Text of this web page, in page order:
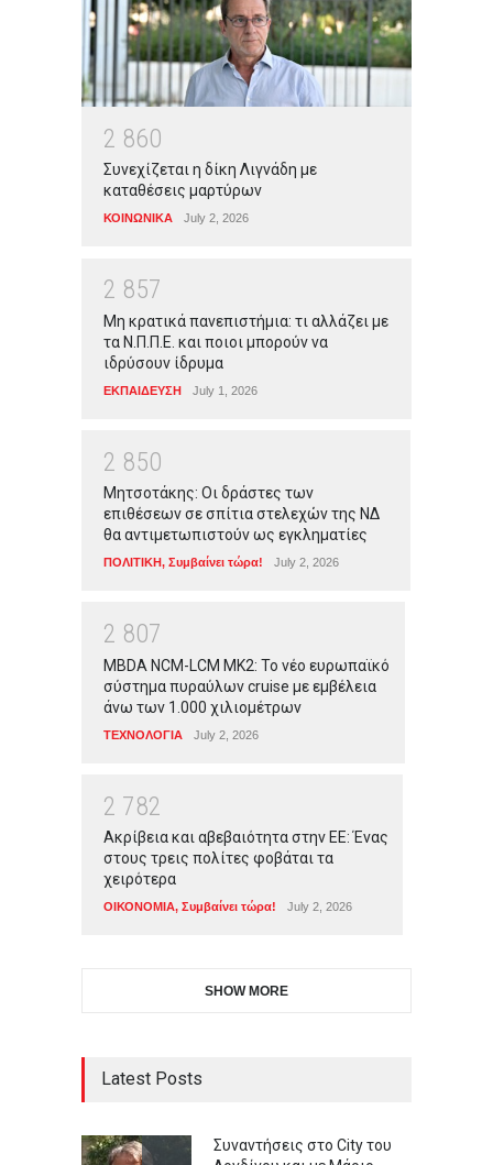
2 860
Συνεχίζεται η δίκη Λιγνάδη με
καταθέσεις μαρτύρων
ΚΟΙΝΩΝΙΚΑ July 2, 2026
2 857
Μη κρατικά πανεπιστήμια: τι αλλάζει με
τα Ν.Π.Π.Ε. και ποιοι μπορούν να
ιδρύσουν ίδρυμα
ΕΚΠΑΙΔΕΥΣΗ July 1, 2026
2 850
Μητσοτάκης: Οι δράστες των
επιθέσεων σε σπίτια στελεχών της ΝΔ
θα αντιμετωπιστούν ως εγκληματίες
ΠΟΛΙΤΙΚΗ, Συμβαίνει τώρα! July 2, 2026
2 807
MBDA NCM-LCM MK2: Το νέο ευρωπαϊκό
σύστημα πυραύλων cruise με εμβέλεια
άνω των 1.000 χιλιομέτρων
ΤΕΧΝΟΛΟΓΙΑ July 2, 2026
2 782
Ακρίβεια και αβεβαιότητα στην ΕΕ: Ένας
στους τρεις πολίτες φοβάται τα
χειρότερα
ΟΙΚΟΝΟΜΙΑ, Συμβαίνει τώρα! July 2, 2026
SHOW MORE
Latest Posts
Συναντήσεις στο City του